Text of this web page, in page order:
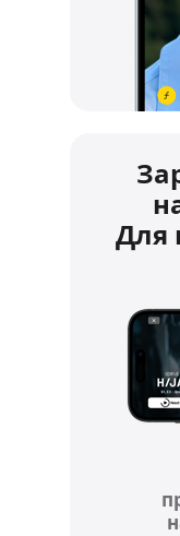
Для